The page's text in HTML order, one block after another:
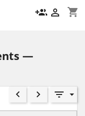
shopping_cart
group_add 
—
keyboard_arrow_left keyboard_arrow_right filter_list